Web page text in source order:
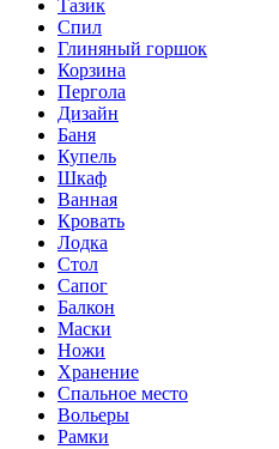
Тазик
Спил
Глиняный горшок
Корзина
Пергола
Дизайн
Баня
Купель
Шкаф
Ванная
Кровать
Лодка
Стол
Сапог
Балкон
Маски
Ножи
Хранение
Спальное место
Вольеры
Рамки